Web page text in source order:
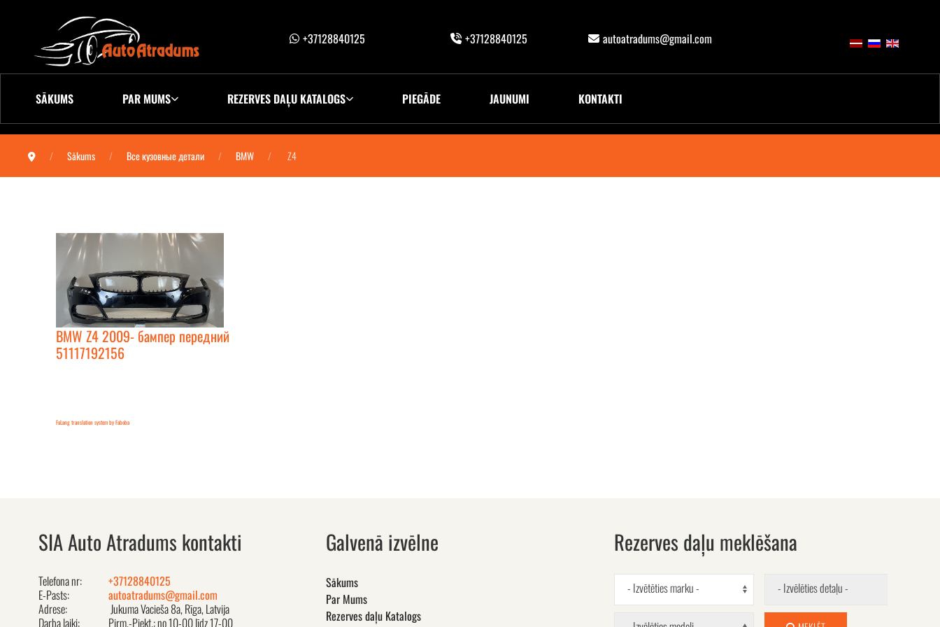
+37128840125 +37128840125 autoatradums@gmail.com
SĀKUMS PAR MUMS REZERVES DAĻU KATALOGS PIEGĀDE JAUNUMI KONTAKTI
Sākums Все кузовные детали BMW Z4
BMW Z4 2009- бампер передний
51117192156
FaLang translation system by Faboba
SIA Auto Atradums kontakti
Telefona nr:
+37128840125
E-Pasts:
autoatradums@gmail.com
Adrese:
Jukuma Vacieša 8a, Rīga, Latvija
Darba laiki:
Pirm.-Piekt.: no 10-00 līdz 17-00
Galvenā izvēlne
Sākums
Par Mums
Rezerves daļu Katalogs
Rezerves daļu meklēšana
- Izvētēties marku - - Izvēlēties detaļu -